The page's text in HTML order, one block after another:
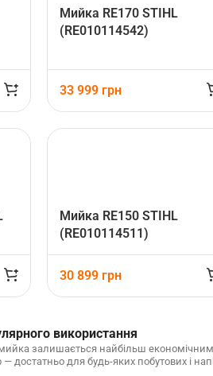
Мийка RE170 STIHL
(RE010114542)
33 999 грн
Мийка RE150 STIHL
(RE010114511)
30 899 грн
використання
залишається найбільш
достатньо для будь-яких побутових і